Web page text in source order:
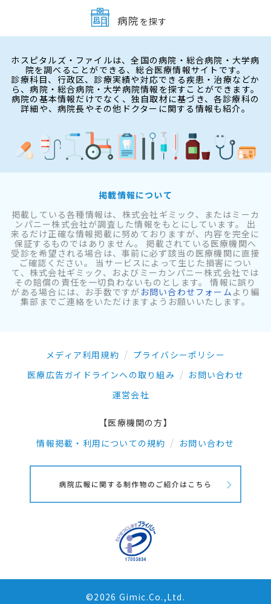
病院 を探す
ホスピタルズ・ファイルは、全国の病院・総合病院・大学病
院を調べることができる、総合医療情報サイトです。
診療科目、行政区、診療実績や対応できる疾患・治療などか
ら、病院・総合病院・大学病院情報を探すことができます。
病院の基本情報だけでなく、独自取材に基づき、各診療科の
詳細や、病院長やその他ドクターに関する情報も紹介。
掲載情報について
掲載している各種情報は、株式会社ギミック、またはミーカ
ンパニー株式会社が調査した情報をもとにしています。 出
来るだけ正確な情報掲載に努めておりますが、内容を完全に
保証するものではありません。 掲載されている医療機関へ
受診を希望される場合は、事前に必ず該当の医療機関に直接
ご確認ください。 当サービスによって生じた損害につい
て、株式会社ギミック、およびミーカンパニー株式会社では
その賠償の責任を一切負わないものとします。 情報に誤り
がある場合には、お手数ですが お問い合わせフォーム より編
集部までご連絡をいただけますようお願いいたします。
メディア利用規約
プライバシーポリシー
医療広告ガイドラインへの取り組み
お問い合わせ
運営会社
【医療機関の方】
情報掲載・利用についての規約
お問い合わせ
©2026 Gimic.Co.,Ltd.